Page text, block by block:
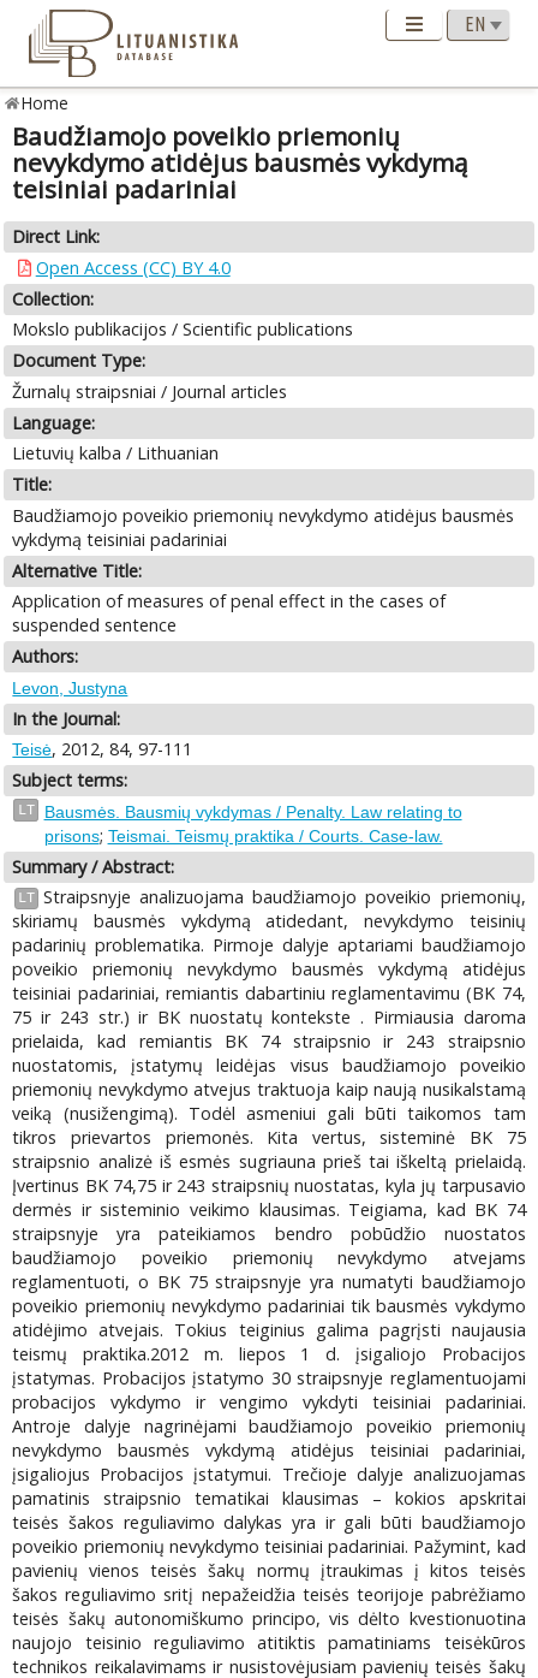
Home
Baudžiamojo poveikio priemonių
nevykdymo atidėjus bausmės vykdymą
teisiniai padariniai
Direct Link:
Open Access (CC) BY 4.0
Collection:
Mokslo publikacijos / Scientific publications
Document Type:
Žurnalų straipsniai / Journal articles
Language:
Lietuvių kalba / Lithuanian
Title:
Baudžiamojo poveikio priemonių nevykdymo atidėjus bausmės
vykdymą teisiniai padariniai
Alternative Title:
Application of measures of penal effect in the cases of
suspended sentence
Authors:
Levon, Justyna
In the Journal:
Teisė, 2012, 84, 97-111
Subject terms:
LT
Bausmės. Bausmių vykdymas / Penalty. Law relating to
prisons; Teismai. Teismų praktika / Courts. Case-law.
Summary / Abstract:
LT Straipsnyje analizuojama baudžiamojo poveikio priemonių,
skiriamų bausmės vykdymą atidedant, nevykdymo teisinių
padarinių problematika. Pirmoje dalyje aptariami baudžiamojo
poveikio priemonių nevykdymo bausmės vykdymą atidėjus
teisiniai padariniai, remiantis dabartiniu reglamentavimu (BK 74,
75 ir 243 str.) ir BK nuostatų kontekste . Pirmiausia daroma
prielaida, kad remiantis BK 74 straipsnio ir 243 straipsnio
nuostatomis, įstatymų leidėjas visus baudžiamojo poveikio
priemonių nevykdymo atvejus traktuoja kaip naują nusikalstamą
veiką (nusižengimą). Todėl asmeniui gali būti taikomos tam
tikros prievartos priemonės. Kita vertus, sisteminė BK 75
straipsnio analizė iš esmės sugriauna prieš tai iškeltą prielaidą.
Įvertinus BK 74,75 ir 243 straipsnių nuostatas, kyla jų tarpusavio
dermės ir sisteminio veikimo klausimas. Teigiama, kad BK 74
straipsnyje yra pateikiamos bendro pobūdžio nuostatos
baudžiamojo poveikio priemonių nevykdymo atvejams
reglamentuoti, o BK 75 straipsnyje yra numatyti baudžiamojo
poveikio priemonių nevykdymo padariniai tik bausmės vykdymo
atidėjimo atvejais. Tokius teiginius galima pagrįsti naujausia
teismų praktika.2012 m. liepos 1 d. įsigaliojo Probacijos
įstatymas. Probacijos įstatymo 30 straipsnyje reglamentuojami
probacijos vykdymo ir vengimo vykdyti teisiniai padariniai.
Antroje dalyje nagrinėjami baudžiamojo poveikio priemonių
nevykdymo bausmės vykdymą atidėjus teisiniai padariniai,
įsigaliojus Probacijos įstatymui. Trečioje dalyje analizuojamas
pamatinis straipsnio tematikai klausimas – kokios apskritai
teisės šakos reguliavimo dalykas yra ir gali būti baudžiamojo
poveikio priemonių nevykdymo teisiniai padariniai. Pažymint, kad
pavienių vienos teisės šakų normų įtraukimas į kitos teisės
šakos reguliavimo sritį nepažeidžia teisės teorijoje pabrėžiamo
teisės šakų autonomiškumo principo, vis dėlto kvestionuotina
naujojo teisinio reguliavimo atitiktis pamatiniams teisėkūros
technikos reikalavimams ir nusistovėjusiam pavienių teisės šakų